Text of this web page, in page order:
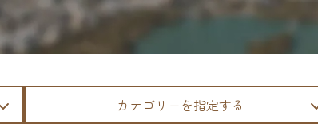
カテゴリーを指定する